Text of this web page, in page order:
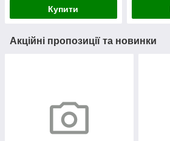
Купити
Акційні пропозиції та новинки